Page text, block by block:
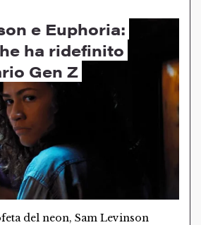
e Euphoria:
ha ridefinito
Gen Z
del neon, Sam Levinson